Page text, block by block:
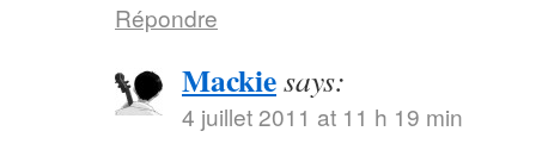
Répondre
Mackiesays:
4 juillet 2011 at 11 h 19 min